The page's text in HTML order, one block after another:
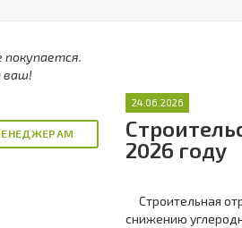
покупается.
ваш!
24.06.2026
2026 году
Строительная
снижению